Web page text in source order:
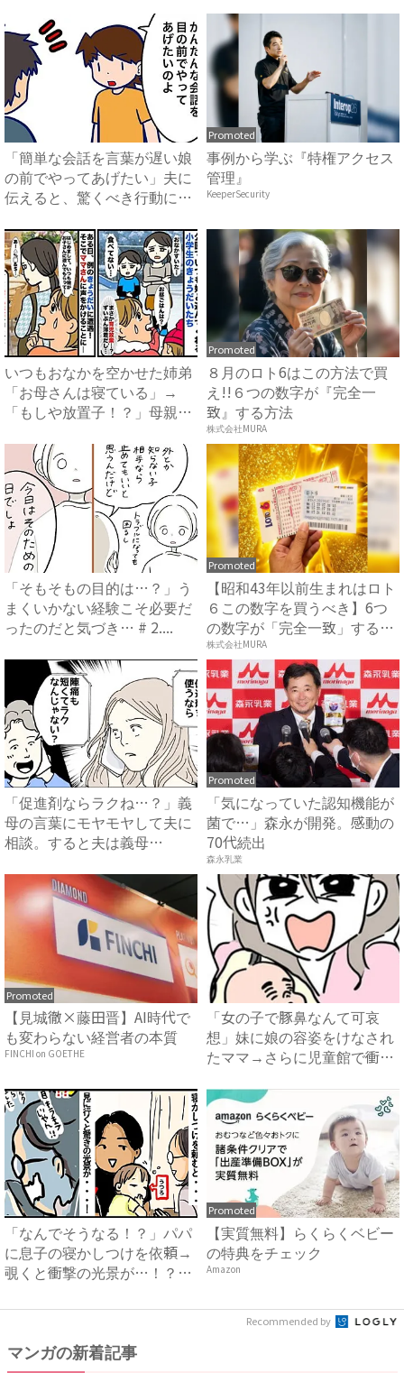
「簡単な会話を言葉が遅い娘
の前でやってあげたい」夫に
伝えると、驚くべき行動に出
Promoted
事例から学ぶ『特権アクセス
管理』
KeeperSecurity
いつもおなかを空かせた姉弟
「お母さんは寝ている」→
「もしや放置子！？」母親ら
Promoted
８月のロト6はこの方法で買
え!!６つの数字が『完全一
致』する方法
株式会社MURA
「そもそもの目的は…？」う
まくいかない経験こそ必要だ
ったのだと気づき… # 2....
Promoted
【昭和43年以前生まれはロト
６この数字を買うべき】6つ
の数字が「完全一致」する
方...
株式会社MURA
「促進剤ならラクね…？」義
母の言葉にモヤモヤして夫に
相談。すると夫は義母
Promoted
「気になっていた認知機能が
菌で…」森永が開発。感動の
70代続出
森永乳業
Promoted
【見城徹×藤田晋】AI時代で
も変わらない経営者の本質
FINCHI on GOETHE
「女の子で豚鼻なんて可哀
想」妹に娘の容姿をけなされ
たママ→さらに児童館で衝撃
「なんでそうなる！？」パパ
に息子の寝かしつけを依頼→
覗くと衝撃の光景が…！？｜
Promoted
【実質無料】らくらくベビー
の特典をチェック
Amazon
Recommended by
マンガの新着記事